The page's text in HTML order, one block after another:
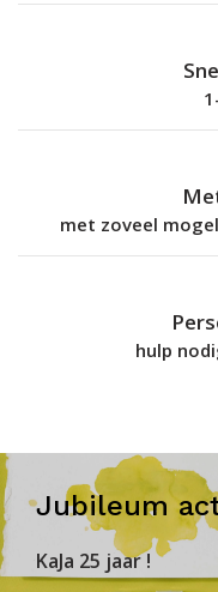
met zoveel
hulp
Jubileum
KaJa 25 jaar !